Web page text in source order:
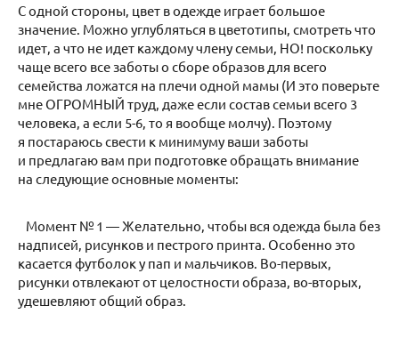
С одной стороны, цвет в одежде играет большое
значение. Можно углубляться в цветотипы, смотреть что
идет, а что не идет каждому члену семьи, НО! поскольку
чаще всего все заботы о сборе образов для всего
семейства ложатся на плечи одной мамы (И это поверьте
мне ОГРОМНЫЙ труд, даже если состав семьи всего 3
человека, а если 5-6, то я вообще молчу). Поэтому
я постараюсь свести к минимуму ваши заботы
и предлагаю вам при подготовке обращать внимание
на следующие основные моменты:
Момент № 1 — Желательно, чтобы вся одежда была без
надписей, рисунков и пестрого принта. Особенно это
касается футболок у пап и мальчиков. Во-первых,
рисунки отвлекают от целостности образа, во-вторых,
удешевляют общий образ.